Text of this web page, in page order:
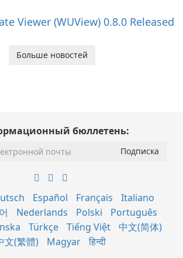
Viewer (WUView) 0.8.0 Released
Больше новостей
бюллетень:
Español Français
Italiano
Nederlands Polski
Português
Türkçe Tiếng Việt
中文(简体)
文(繁體)
Magyar हिन्दी